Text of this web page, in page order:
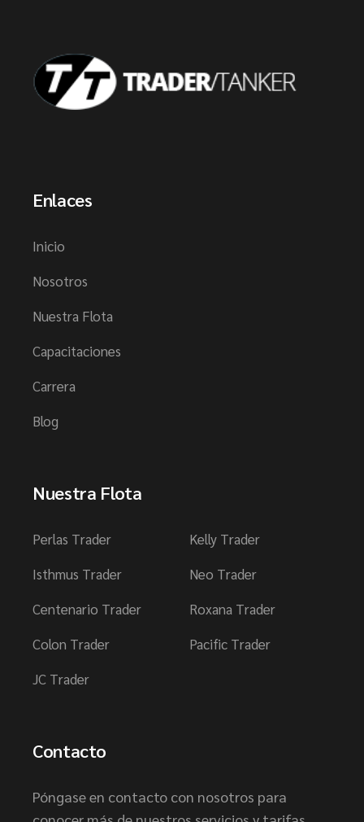
Enlaces
Inicio
Nosotros
Nuestra Flota
Capacitaciones
Carrera
Blog
Nuestra Flota
Perlas Trader
Isthmus Trader
Centenario Trader
Colon Trader
JC Trader
Kelly Trader
Neo Trader
Roxana Trader
Pacific Trader
Contacto
Póngase en contacto con nosotros para